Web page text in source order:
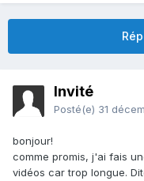
Invité
Posté(e) 31
bonjour!
comme promis, j'ai fais
vidéos car trop longue.